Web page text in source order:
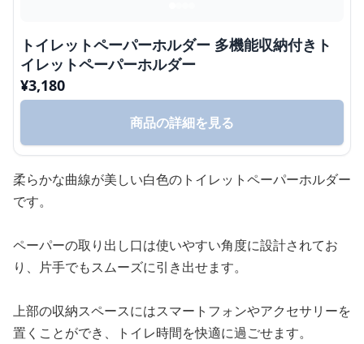
トイレットペーパーホルダー 多機能収納付きト
イレットペーパーホルダー
¥3,180
商品の詳細を見る
柔らかな曲線が美しい白色のトイレットペーパーホルダー
です。
ペーパーの取り出し口は使いやすい角度に設計されてお
り、片手でもスムーズに引き出せます。
上部の収納スペースにはスマートフォンやアクセサリーを
置くことができ、トイレ時間を快適に過ごせます。